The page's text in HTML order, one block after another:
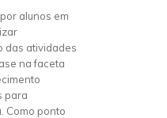
alunos em
das atividades
na faceta
para
Como ponto